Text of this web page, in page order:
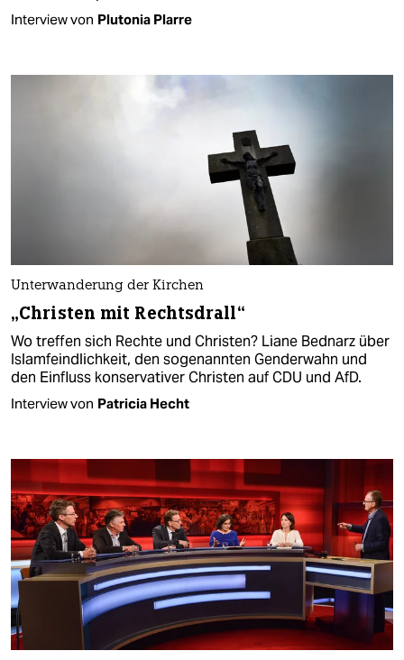
Interview von Plutonia Plarre
Unterwanderung der Kirchen
„Christen mit Rechtsdrall“
Wo treffen sich Rechte und Christen? Liane Bednarz über
Islamfeindlichkeit, den sogenannten Genderwahn und
den Einfluss konservativer Christen auf CDU und AfD.
Interview von Patricia Hecht